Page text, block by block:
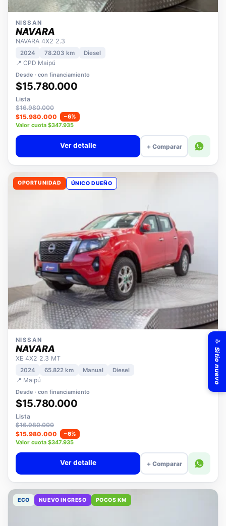
NISSAN
NAVARA
NAVARA 4X2 2.3
2024 78.203 km
📍 CPD Maipú
Desde · con financiamiento
$15.780.000
Lista
$16.980.000
$15.980.000
−6%
Valor cuota $347.935
+ Comparar
OPORTUNIDAD
NISSAN
NAVARA
XE 4X2 2.3 MT
2024
📍 Maipú
Desde · con financiamiento
$15.780.000
Lista
$16.980.000
$15.980.000
−6%
Valor cuota $347.935
+ Comparar
✨ Sitio nuevo